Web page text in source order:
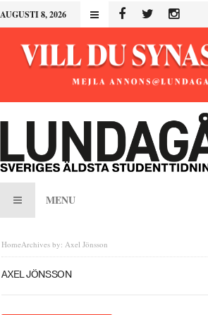
AUGUSTI 8, 2026
MENU
HomeArchives by: Axel Jönsson
AXEL JÖNSSON